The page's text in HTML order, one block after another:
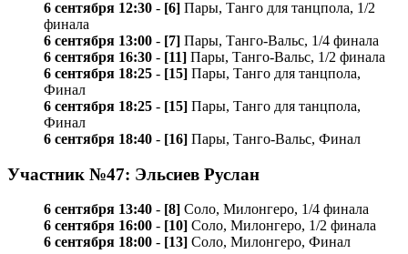
6 сентября 12:30 - [6] Пары, Танго для танцпола, 1/2
финала
6 сентября 13:00 - [7] Пары, Танго-Вальс, 1/4 финала
6 сентября 16:30 - [11] Пары, Танго-Вальс, 1/2 финала
6 сентября 18:25 - [15] Пары, Танго для танцпола,
Финал
6 сентября 18:25 - [15] Пары, Танго для танцпола,
Финал
6 сентября 18:40 - [16] Пары, Танго-Вальс, Финал
Участник №47: Эльсиев Руслан
6 сентября 13:40 - [8] Соло, Милонгеро, 1/4 финала
6 сентября 16:00 - [10] Соло, Милонгеро, 1/2 финала
6 сентября 18:00 - [13] Соло, Милонгеро, Финал